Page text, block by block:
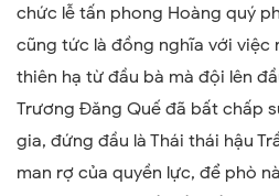
chức lễ tấn phong Hoàng quý
cũng tức là đồng nghĩa với việc
thiên hạ từ đầu bà mà đội lên
Trương Đăng Quế đã bất chấp
gia, đứng đầu là Thái thái hậu
man rợ của quyền lực, để phò